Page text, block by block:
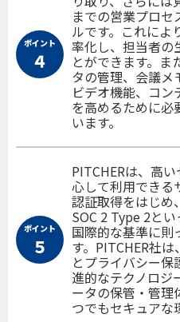
ポイント
４
までの営業プロ
ルです。これによ
率化し、担当者の
とができます。ま
タの管理、会議メ
ビデオ機能、コ
を高めるために必
います。
ポイント
５
PITCHERは、高
心して利用できる
認証取得をはじめ
SOC 2 Type 2とい
国際的な基準に則
す。PITCHER社
とプライバシー保
進的なテクノロジ
ータの保管・管理
つでもセキュアな